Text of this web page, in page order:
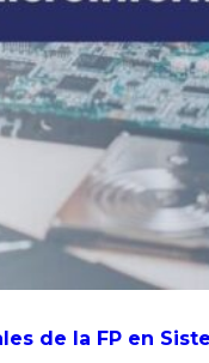
de la FP en